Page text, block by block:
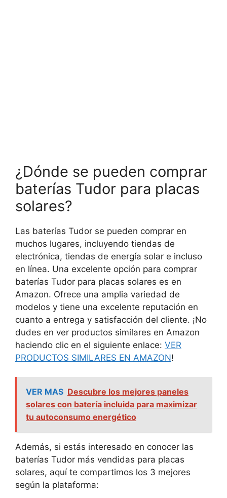
¿Dónde se pueden comprar
baterías Tudor para placas
solares?
Las baterías Tudor se pueden comprar en
muchos lugares, incluyendo tiendas de
electrónica, tiendas de energía solar e incluso
en línea. Una excelente opción para comprar
baterías Tudor para placas solares es en
Amazon. Ofrece una amplia variedad de
modelos y tiene una excelente reputación en
cuanto a entrega y satisfacción del cliente. ¡No
dudes en ver productos similares en Amazon
haciendo clic en el siguiente enlace: VER
PRODUCTOS SIMILARES EN AMAZON!
VER MAS Descubre los mejores paneles
solares con batería incluida para maximizar
tu autoconsumo energético
Además, si estás interesado en conocer las
baterías Tudor más vendidas para placas
solares, aquí te compartimos los 3 mejores
según la plataforma: